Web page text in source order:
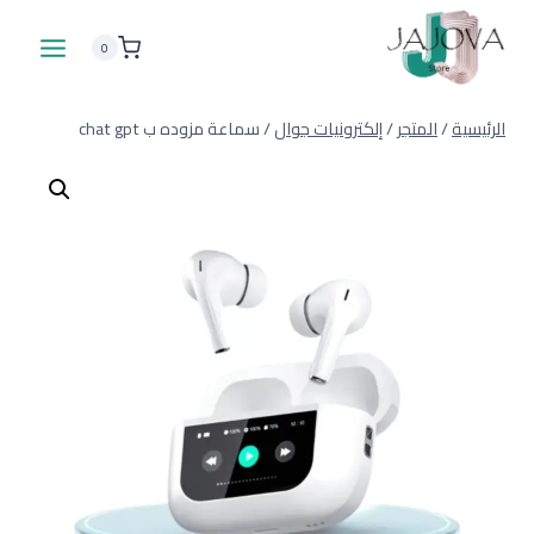
المحتوى
0
الرئيسية/المتجر/إلكترونيات جوال/سماعة مزوده ب chat gpt